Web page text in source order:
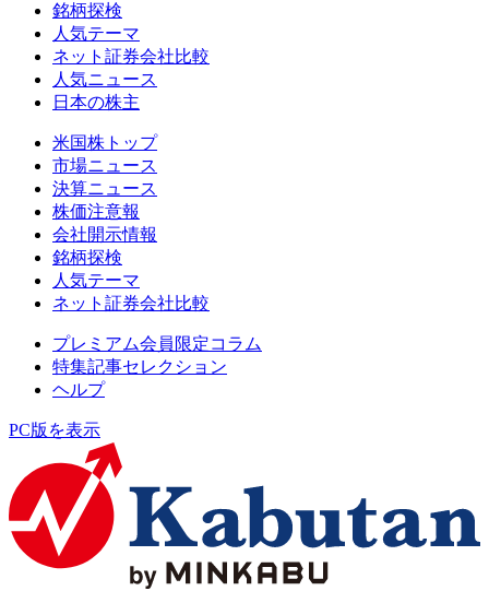
銘柄探検
人気テーマ
ネット証券会社比較
人気ニュース
日本の株主
米国株トップ
市場ニュース
決算ニュース
株価注意報
会社開示情報
銘柄探検
人気テーマ
ネット証券会社比較
プレミアム会員限定コラム
特集記事セレクション
ヘルプ
PC版を表示